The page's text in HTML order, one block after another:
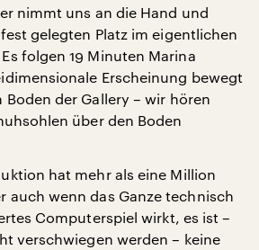
nimmt uns an die Hand und
gelegten Platz im eigentlichen
folgen 19 Minuten Marina
Erscheinung bewegt
Boden der Gallery – wir hören
über den Boden
hat mehr als eine Million
auch wenn das Ganze technisch
Computerspiel wirkt, es ist –
verschwiegen werden – keine